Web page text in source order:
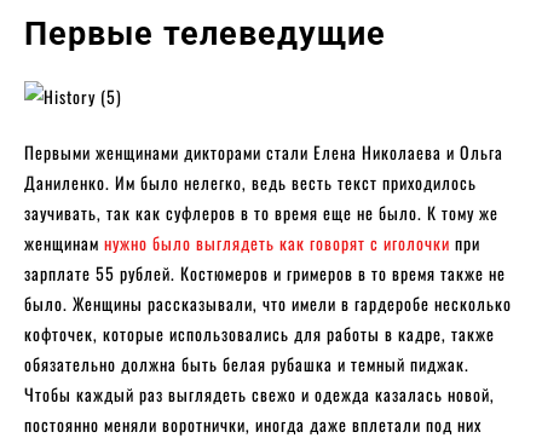
Первые телеведущие
Первыми женщинами дикторами стали Елена Николаева и Ольга
Даниленко. Им было нелегко, ведь весть текст приходилось
заучивать, так как суфлеров в то время еще не было. К тому же
женщинам нужно было выглядеть как говорят с иголочки при
зарплате 55 рублей. Костюмеров и гримеров в то время также не
было. Женщины рассказывали, что имели в гардеробе несколько
кофточек, которые использовались для работы в кадре, также
обязательно должна быть белая рубашка и темный пиджак.
Чтобы каждый раз выглядеть свежо и одежда казалась новой,
постоянно меняли воротнички, иногда даже вплетали под них